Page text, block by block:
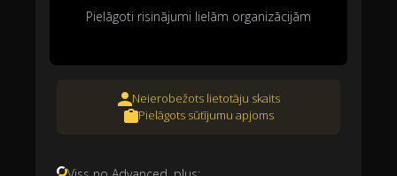
Pielāgoti risinājumi lielām organizācijām
Neierobežots lietotāju skaits
Pielāgots sūtījumu apjoms